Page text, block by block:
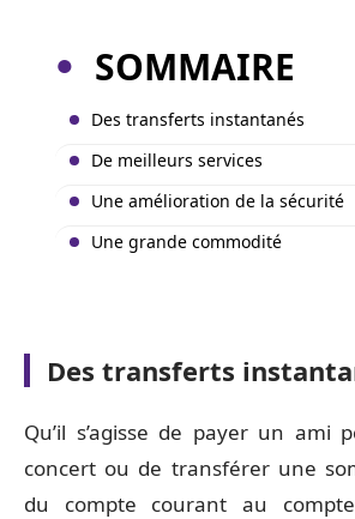
SOMMAIRE
Des transferts instantanés
De meilleurs services
Une amélioration de la sécurité
Une grande commodité
Des transferts
Qu’il s’agisse de payer un ami
concert ou de transférer une
du compte courant au compte